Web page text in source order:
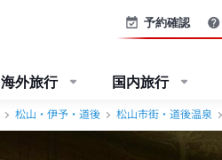
予約確認
海外旅行 国内旅行
松山・伊予・道後 松山市街・道後温泉